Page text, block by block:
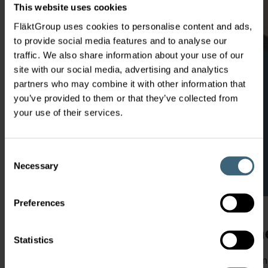
This website uses cookies
FläktGroup uses cookies to personalise content and ads,
to provide social media features and to analyse our
traffic. We also share information about your use of our
site with our social media, advertising and analytics
partners who may combine it with other information that
you’ve provided to them or that they’ve collected from
your use of their services.
Selection
Necessary
Preferences
Statistics
Oplossing: Lucht-watersysteem
Bij hoge warmtelasten en hoge bezettingsvariaties